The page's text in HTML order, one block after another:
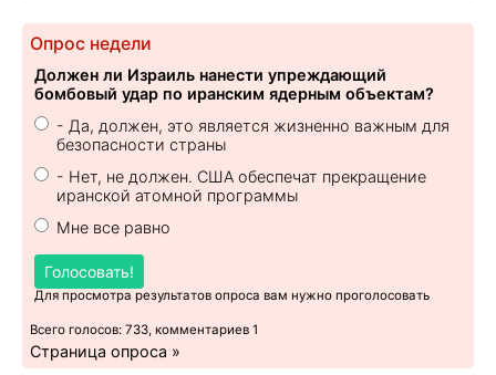
Опрос недели
Должен ли Израиль нанести упреждающий
бомбовый удар по иранским ядерным объектам?
- Да, должен, это является жизненно важным для
безопасности страны
- Нет, не должен. США обеспечат прекращение
иранской атомной программы
Мне все равно
Голосовать!
Для просмотра результатов опроса вам нужно проголосовать
Всего голосов: 733, комментариев 1
Страница опроса »